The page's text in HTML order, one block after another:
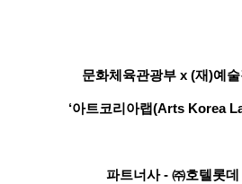
문화체육관광부 x (재)예
‘아트코리아랩(Arts Korea
파트너사 - ㈜호텔롯